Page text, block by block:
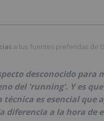
a tus fuentes preferidas de
desconocido para
del 'running'. Y es
es esencial que
diferencia a la hora de